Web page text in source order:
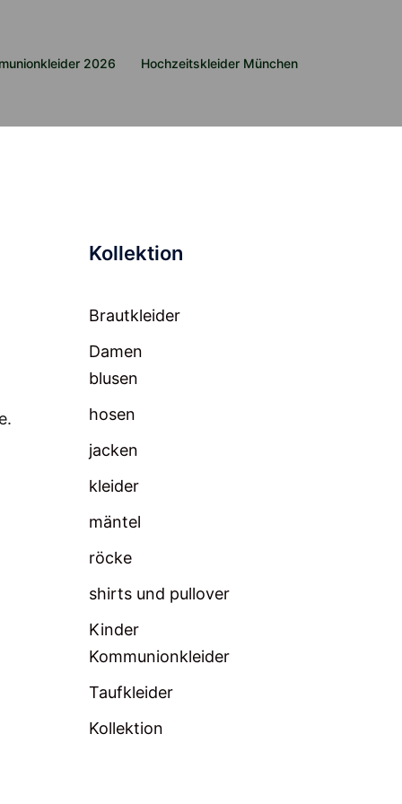
2026 Hochzeitskleider München
Kollektion
Brautkleider
Damen
blusen
hosen
jacken
kleider
mäntel
röcke
shirts und pullover
Kinder
Kommunionkleider
Taufkleider
Kollektion